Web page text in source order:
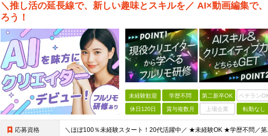
＼推し活の延長線で、新しい趣味とスキルを／ AI×動画編集で
ろう！
未経験歓迎 学歴不問 第二新卒OK ベテラン
休日120日 賞与複数月 上場企業 転勤なし
応募資格